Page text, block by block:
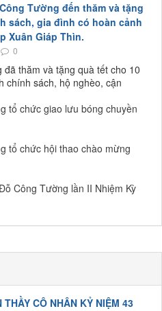
Tường đến thăm và tặng
sách, gia đình có hoàn cảnh
Xuân Giáp Thìn.
0
thăm và tặng quà tết cho 10
chính sách, hộ nghèo, cận
tổ chức giao lưu bóng chuyền
tổ chức hội thao chào mừng
Công Tường lần II Nhiệm Kỳ
THẦY CÔ NHÂN KỶ NIỆM 43